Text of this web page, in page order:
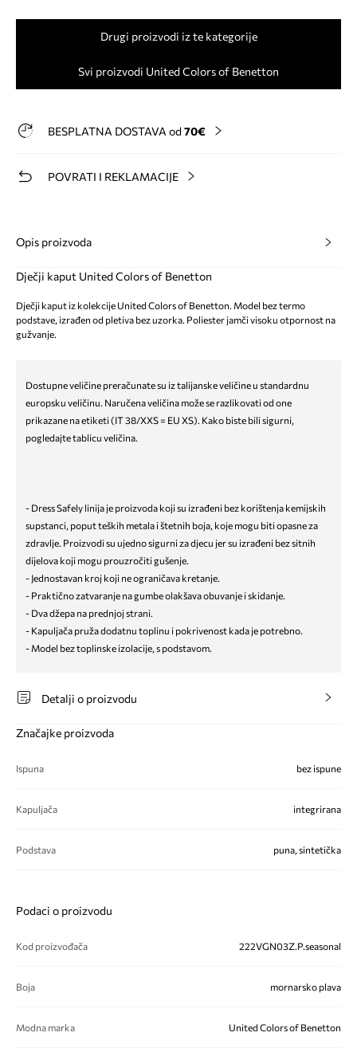
Drugi proizvodi iz te kategorije
Svi proizvodi United Colors of Benetton
BESPLATNA DOSTAVA od 70€
POVRATI I REKLAMACIJE
Opis proizvoda
Dječji kaput United Colors of Benetton
Dječji kaput iz kolekcije United Colors of Benetton. Model bez termo
podstave, izrađen od pletiva bez uzorka. Poliester jamči visoku otpornost na
gužvanje.
Dostupne veličine preračunate su iz talijanske veličine u standardnu
europsku veličinu. Naručena veličina može se razlikovati od one
prikazane na etiketi (IT 38/XXS = EU XS). Kako biste bili sigurni,
pogledajte tablicu veličina.
- Dress Safely linija je proizvoda koji su izrađeni bez korištenja kemijskih
supstanci, poput teških metala i štetnih boja, koje mogu biti opasne za
zdravlje. Proizvodi su ujedno sigurni za djecu jer su izrađeni bez sitnih
dijelova koji mogu prouzročiti gušenje.
- Jednostavan kroj koji ne ograničava kretanje.
- Praktično zatvaranje na gumbe olakšava obuvanje i skidanje.
- Dva džepa na prednjoj strani.
- Kapuljača pruža dodatnu toplinu i pokrivenost kada je potrebno.
- Model bez toplinske izolacije, s podstavom.
Detalji o proizvodu
Značajke proizvoda
Ispuna bez ispune
Kapuljača integrirana
Podstava puna, sintetička
Podaci o proizvodu
Kod proizvođača 222VGN03Z.P.seasonal
Boja mornarsko plava
Modna marka United Colors of Benetton